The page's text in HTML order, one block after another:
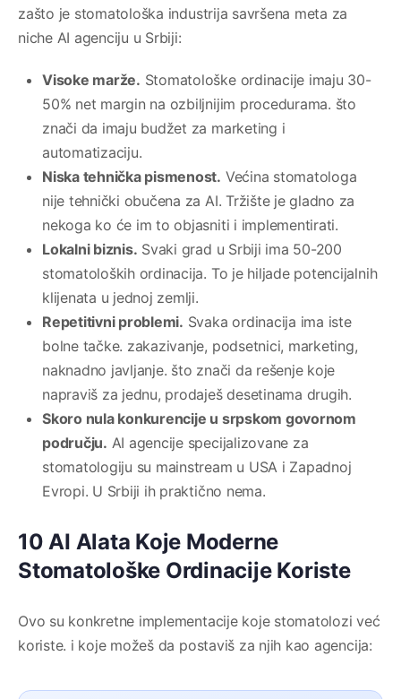
zašto je stomatološka industrija savršena meta za
niche AI agenciju u Srbiji:
Visoke marže. Stomatološke ordinacije imaju 30-
50% net margin na ozbiljnijim procedurama. što
znači da imaju budžet za marketing i
automatizaciju.
Niska tehnička pismenost. Većina stomatologa
nije tehnički obučena za AI. Tržište je gladno za
nekoga ko će im to objasniti i implementirati.
Lokalni biznis. Svaki grad u Srbiji ima 50-200
stomatoloških ordinacija. To je hiljade potencijalnih
klijenata u jednoj zemlji.
Repetitivni problemi. Svaka ordinacija ima iste
bolne tačke. zakazivanje, podsetnici, marketing,
naknadno javljanje. što znači da rešenje koje
napraviš za jednu, prodaješ desetinama drugih.
Skoro nula konkurencije u srpskom govornom
području. AI agencije specijalizovane za
stomatologiju su mainstream u USA i Zapadnoj
Evropi. U Srbiji ih praktično nema.
10 AI Alata Koje Moderne
Stomatološke Ordinacije Koriste
Ovo su konkretne implementacije koje stomatolozi već
koriste. i koje možeš da postaviš za njih kao agencija: